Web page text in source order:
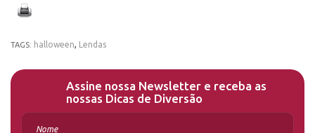
TAGS: halloween, Lendas
Assine nossa Newsletter e receba as
nossas Dicas de Diversão